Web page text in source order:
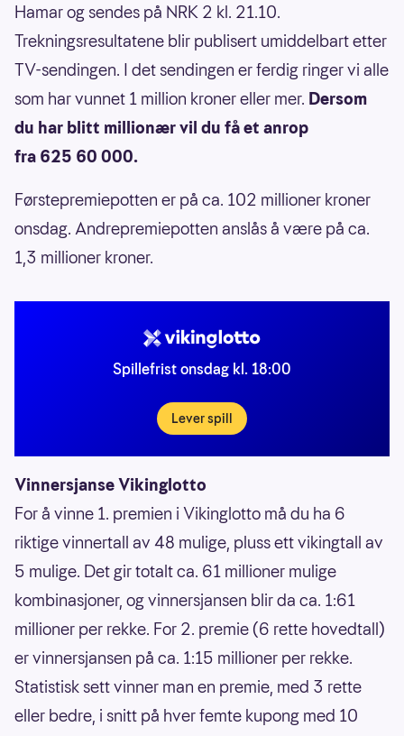
Hamar og sendes på NRK 2 kl. 21.10.
Trekningsresultatene blir publisert umiddelbart etter
TV-sendingen. I det sendingen er ferdig ringer vi alle
som har vunnet 1 million kroner eller mer. Dersom
du har blitt millionær vil du få et anrop
fra 625 60 000.
Førstepremiepotten er på ca. 102 millioner kroner
onsdag. Andrepremiepotten anslås å være på ca.
1,3 millioner kroner.
Spillefrist onsdag kl. 18:00
Lever spill
Vinnersjanse Vikinglotto
For å vinne 1. premien i Vikinglotto må du ha 6
riktige vinnertall av 48 mulige, pluss ett vikingtall av
5 mulige. Det gir totalt ca. 61 millioner mulige
kombinasjoner, og vinnersjansen blir da ca. 1:61
millioner per rekke. For 2. premie (6 rette hovedtall)
er vinnersjansen på ca. 1:15 millioner per rekke.
Statistisk sett vinner man en premie, med 3 rette
eller bedre, i snitt på hver femte kupong med 10